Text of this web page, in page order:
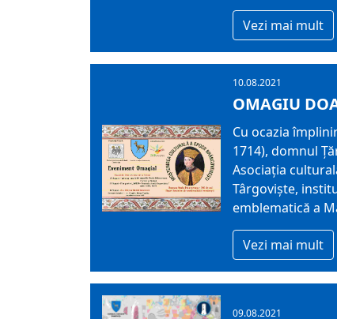
Vezi mai mult
10.08.2021
OMAGIU
Cu ocazia
1714), domnul
Asociația
Târgoviște,
emblematică a
Vezi mai mult
09.08.2021